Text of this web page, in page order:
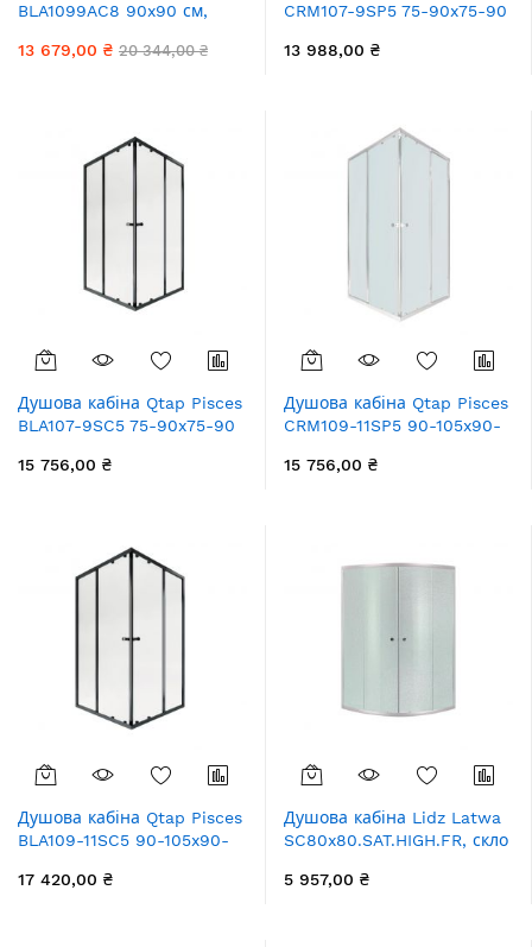
BLA1099AC8 90x90 см,
піддона
13 679,00 ₴ 20 344,00 ₴
CRM107-9SP5 75-90x75-90
піддона
13 988,00 ₴
Душова кабіна Qtap Pisces
BLA107-9SC5 75-90x75-90
піддона
15 756,00 ₴
Душова кабіна Qtap Pisces
CRM109-11SP5 90-105x90-
піддона
15 756,00 ₴
Душова кабіна Qtap Pisces
BLA109-11SC5 90-105x90-
піддона
17 420,00 ₴
Душова кабіна Lidz Latwa
SC80x80.SAT.HIGH.FR, скло
5 957,00 ₴